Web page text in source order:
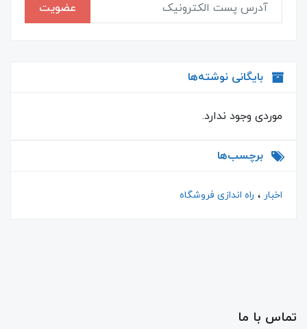
عضویت
بایگانی نوشته‌ها
موردی وجود ندارد.
برچسب‌ها
اخبار راه اندازی فروشگاه
تماس با ما